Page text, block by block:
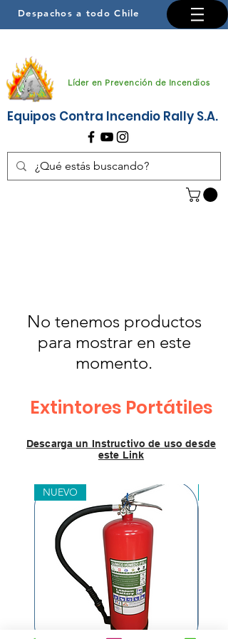
Despachos a todo Chile
Líder en Prevención de Incendios
Equipos Contra Incendio Rally S.A.
No tenemos productos
para mostrar en este
momento.
Extintores Portátiles
Descarga un Instructivo de uso desde
este Link
NUEVO